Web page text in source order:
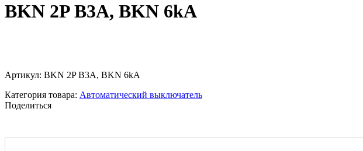
BKN 2P B3A, BKN 6kA
Артикул: BKN 2P B3A, BKN 6kA
Категория товара: Автоматический выключатель
Поделиться